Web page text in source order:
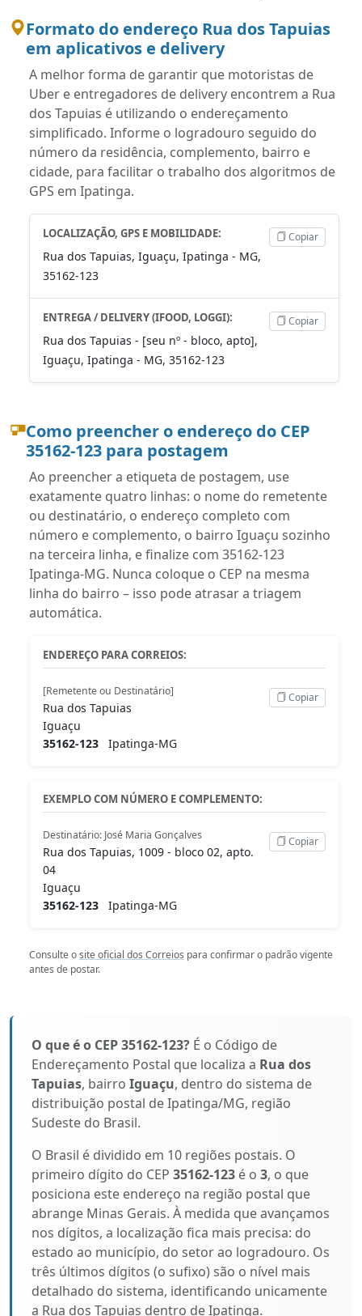
Formato do endereço Rua dos Tapuias
em aplicativos e delivery
A melhor forma de garantir que motoristas de
Uber e entregadores de delivery encontrem a Rua
dos Tapuias é utilizando o endereçamento
simplificado. Informe o logradouro seguido do
número da residência, complemento, bairro e
cidade, para facilitar o trabalho dos algoritmos de
GPS em Ipatinga.
LOCALIZAÇÃO, GPS E MOBILIDADE:
Rua dos Tapuias, Iguaçu, Ipatinga - MG,
35162-123
Copiar
ENTREGA / DELIVERY (IFOOD, LOGGI):
Rua dos Tapuias - [seu nº - bloco, apto],
Iguaçu, Ipatinga - MG, 35162-123
Copiar
Como preencher o endereço do CEP
35162-123 para postagem
Ao preencher a etiqueta de postagem, use
exatamente quatro linhas: o nome do remetente
ou destinatário, o endereço completo com
número e complemento, o bairro Iguaçu sozinho
na terceira linha, e finalize com 35162-123
Ipatinga-MG. Nunca coloque o CEP na mesma
linha do bairro – isso pode atrasar a triagem
automática.
ENDEREÇO PARA CORREIOS:
[Remetente ou Destinatário]
Rua dos Tapuias
Iguaçu
35162-123 Ipatinga-MG
Copiar
EXEMPLO COM NÚMERO E COMPLEMENTO:
Destinatário: José Maria Gonçalves
Rua dos Tapuias, 1009 - bloco 02, apto.
04
Iguaçu
35162-123 Ipatinga-MG
Copiar
Consulte osite oficial dos Correios para confirmar o padrão vigente
antes de postar.
O que é o CEP 35162-123? É o Código de
Endereçamento Postal que localiza a Rua dos
Tapuias, bairro Iguaçu, dentro do sistema de
distribuição postal de Ipatinga/MG, região
Sudeste do Brasil.
O Brasil é dividido em 10 regiões postais. O
primeiro dígito do CEP 35162-123 é o 3, o que
posiciona este endereço na região postal que
abrange Minas Gerais. À medida que avançamos
nos dígitos, a localização fica mais precisa: do
estado ao município, do setor ao logradouro. Os
três últimos dígitos (o sufixo) são o nível mais
detalhado do sistema, identificando unicamente
a Rua dos Tapuias dentro de Ipatinga.